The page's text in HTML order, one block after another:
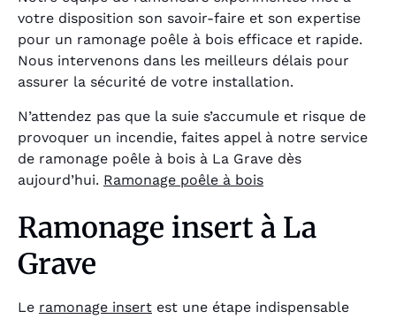
votre disposition son savoir-faire et son expertise
pour un ramonage poêle à bois efficace et rapide.
Nous intervenons dans les meilleurs délais pour
assurer la sécurité de votre installation.
N’attendez pas que la suie s’accumule et risque de
provoquer un incendie, faites appel à notre service
de ramonage poêle à bois à La Grave dès
aujourd’hui. Ramonage poêle à bois
Ramonage insert à La
Grave
Le ramonage insert est une étape indispensable